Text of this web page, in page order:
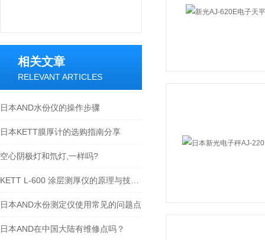
相关文章
RELEVANT ARTICLES
日本AND水份仪的操作步骤
日本KETT膜厚计的选购指南分享
空心阴极灯和氘灯,一样吗?
日本AND水份测定仪使用常见的问题点
日本AND在中国大陆有维修点吗？